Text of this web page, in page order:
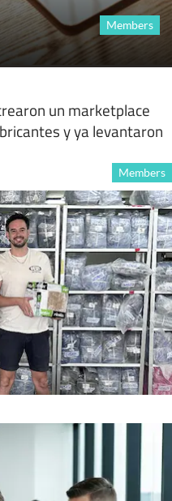
Members
un marketplace
y ya levantaron
Members